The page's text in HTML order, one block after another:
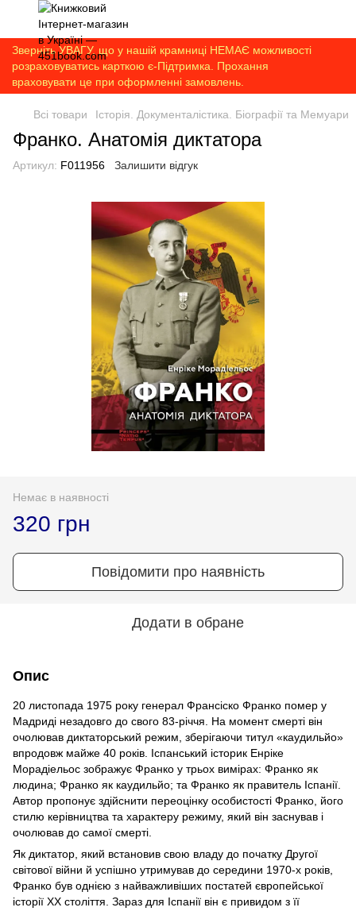
Зверніть УВАГУ, що у нашій крамниці НЕМАЄ можливості
розраховуватись карткою є-Підтримка. Прохання
враховувати це при оформленні замовлень.
Всі товари Історія. Документалістика. Біографії та Мемуари
Франко. Анатомія диктатора
Артикул: F011956 Залишити відгук
Немає в наявності
320 грн
Повідомити про наявність
Додати в обране
Опис
20 листопада 1975 року генерал Франсіско Франко помер у
Мадриді незадовго до свого 83-річчя. На момент смерті він
очолював диктаторський режим, зберігаючи титул «каудильйо»
впродовж майже 40 років. Іспанський історик Енріке
Морадіельос зображує Франко у трьох вимірах: Франко як
людина; Франко як каудильйо; та Франко як правитель Іспанії.
Автор пропонує здійснити переоцінку особистості Франко, його
стилю керівництва та характеру режиму, який він заснував і
очолював до самої смерті.
Як диктатор, який встановив свою владу до початку Другої
світової війни й успішно утримував до середини 1970-х років,
Франко був однією з найважливіших постатей європейської
історії ХХ століття. Зараз для Іспанії він є привидом з її